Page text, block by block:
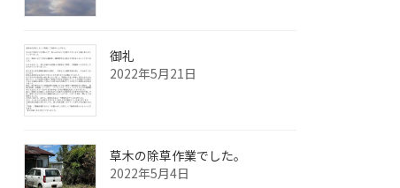
御礼
2022年5月21日
草木の除草作業でした。
2022年5月4日